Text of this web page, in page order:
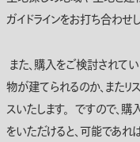
ガイドラインをお打ち合わせ
また、購入をご検討されて
物が建てられるのか、また
スいたします。 ですので、
をいただけると、可能であれ